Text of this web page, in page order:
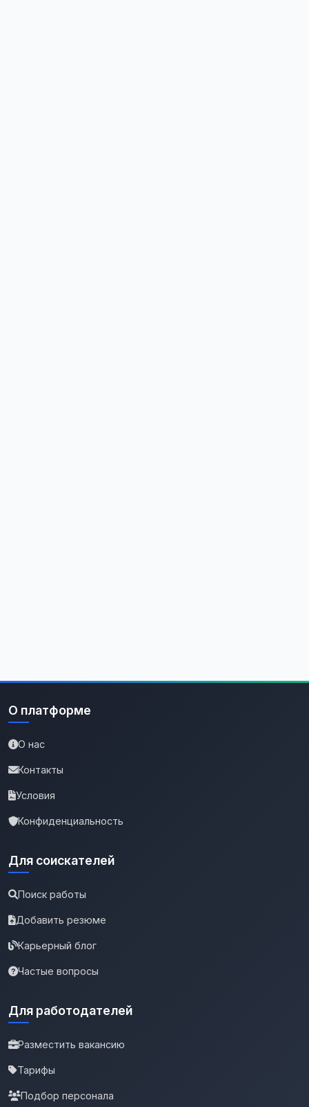
О платформе
О нас
Контакты
Условия
Конфиденциальность
Для соискателей
Поиск работы
Добавить резюме
Карьерный блог
Частые вопросы
Для работодателей
Разместить вакансию
Тарифы
Подбор персонала